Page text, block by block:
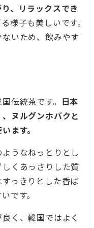
、リラックスでき
様子も美しいです。
いため、飲みやす
伝統茶です。 日本
ヌルグンホバクと
ます。
うなねっとりとし
くあっさりした質
っきりとした香ば
です。
く、韓国ではよく